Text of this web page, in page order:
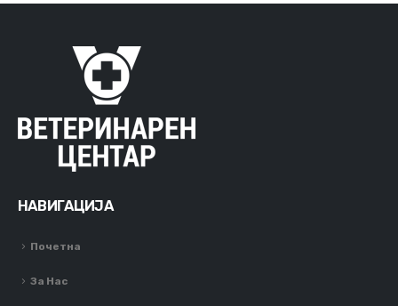
НАВИГАЦИЈА
Почетна
За Нас